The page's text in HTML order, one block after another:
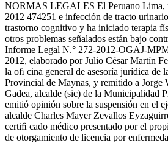
NORMAS LEGALES El Peruano Lima,
2012 474251 e infección de tracto
trastorno cognitivo y ha iniciado terapia
otros problemas señalados están bajo
Informe Legal N.° 272-2012-OGAJ-
2012, elaborado por Julio César Martín
la oﬁ cina general de asesoría jurídica de
Provincial de Maynas, y remitido a Jorge
Gadea, alcalde (sic) de la Municipalidad
emitió opinión sobre la suspensión en el
alcalde Charles Mayer Zevallos
certiﬁ cado médico presentado por el
de otorgamiento de licencia por